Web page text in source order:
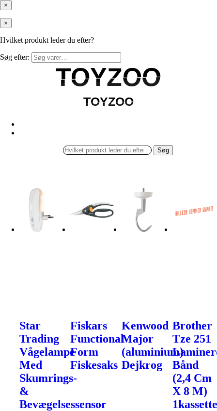
×
×
Hvilket produkt leder du efter?
Søg efter:
TOYZOO
TOYZOO
TOYZOO
TOYZOO
Søg
Star
Trading
Vågelampe
Med
Skumrings-
&
Bevægelsessensor
Fiskars
Functional
Form
Fiskesaks
Kenwood
Major
(aluminium)
Dejkrog
Brother
Tze 251
Bånd
(2,4 Cm
X 8 M)